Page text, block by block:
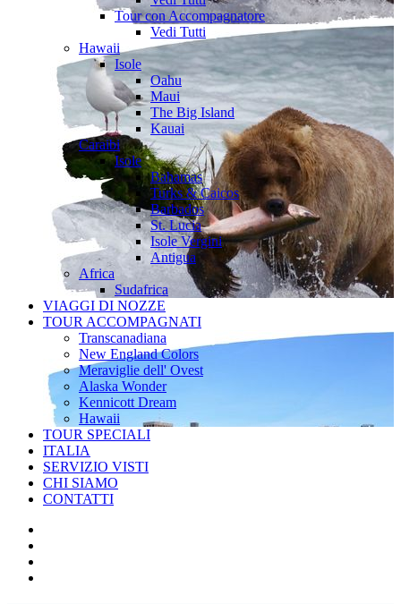
Tour con Accompagnatore
Vedi Tutti
Hawaii
Isole
Oahu
Maui
The Big Island
Kauai
Caraibi
Isole
Bahamas
Turks & Caicos
Barbados
St. Lucia
Isole Vergini
Antigua
Africa
Sudafrica
VIAGGI DI NOZZE
TOUR ACCOMPAGNATI
Transcanadiana
New England Colors
Meraviglie dell' Ovest
Alaska Wonder
Kennicott Dream
Hawaii
TOUR SPECIALI
ITALIA
SERVIZIO VISTI
CHI SIAMO
CONTATTI